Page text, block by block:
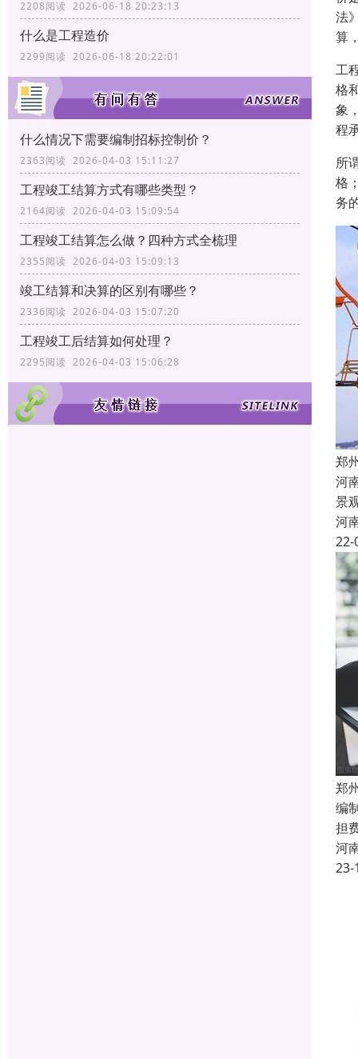
2208阅读 2026-06-18 20:23:13
什么是工程造价
2299阅读 2026-06-18 20:22:01
什么情况下需要编制招标控制价？
2363阅读 2026-04-03 15:11:27
工程竣工结算方式有哪些类型？
2164阅读 2026-04-03 15:09:54
工程竣工结算怎么做？四种方式全梳理
2355阅读 2026-04-03 15:09:13
竣工结算和决算的区别有哪些？
2336阅读 2026-04-03 15:07:20
工程竣工后结算如何处理？
2295阅读 2026-04-03 15:06:28
法
算
工
格
象
程
所
格
务
郑
河
景
河
22-
郑
编
担
河
23-